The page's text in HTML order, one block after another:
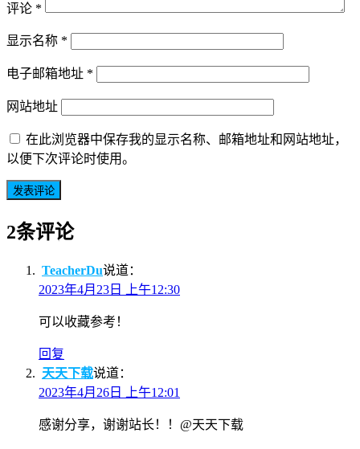
评论 *
显示名称 *
电子邮箱地址 *
网站地址
在此浏览器中保存我的显示名称、邮箱地址和网站地址，
以便下次评论时使用。
2条评论
TeacherDu说道：
2023年4月23日 上午12:30
可以收藏参考！
回复
天天下载说道：
2023年4月26日 上午12:01
感谢分享，谢谢站长！！@天天下载